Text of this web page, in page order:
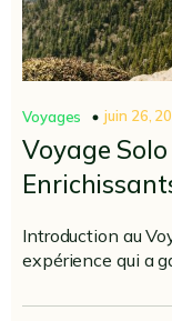
Voyages juin 26,
Voyage
Introduction au
expérience qui a